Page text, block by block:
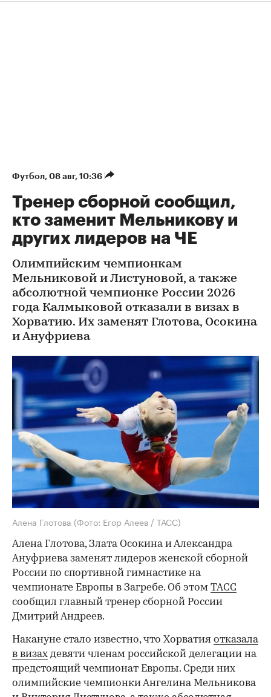
Футбол⁠, 08 авг, 10:36
Тренер сборной сообщил,
кто заменит Мельникову и
других лидеров на ЧЕ
Олимпийским чемпионкам
Мельниковой и Листуновой, а также
абсолютной чемпионке России 2026
года Калмыковой отказали в визах в
Хорватию. Их заменят Глотова, Осокина
и Ануфриева
Алена Глотова (Фото: Егор Алеев / ТАСС)
Алена Глотова, Злата Осокина и Александра
Ануфриева заменят лидеров женской сборной
России по спортивной гимнастике на
чемпионате Европы в Загребе. Об этом ТАСС
сообщил главный тренер сборной России
Дмитрий Андреев.
Накануне стало известно, что Хорватия отказала
в визах девяти членам российской делегации на
предстоящий чемпионат Европы. Среди них
олимпийские чемпионки Ангелина Мельникова